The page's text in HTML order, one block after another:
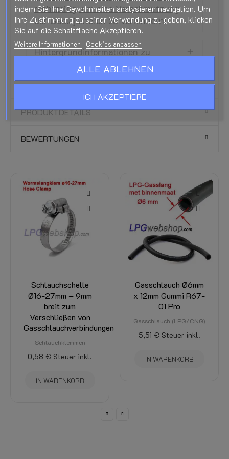
rechtzeitig, um eine Verschmutzung
der Gasinjektoren zu verhindern!
Hintergrundinformationen zu
Problemen mit Gasinjektoren
PRODUKTDETAILS
BEWERTUNGEN
Schlauchschelle
Ø16-27mm – 9mm
breit zum
Verschließen von
Gasschlauchverbindungen
Schlauchklemmen
0,58 € Steuer inkl.
IN WARENKORB
Gasschlauch Ø6mm
x 12mm Gummi R67-
01 Pro
Gasschlauch (LPG/CNG)
5,51 € Steuer inkl.
IN WARENKORB
indem Sie Ihre Gewohnheiten analysieren navigation. Um
Ihre Zustimmung zu seiner Verwendung zu geben, klicken
Sie auf die Schaltfläche Akzeptieren.
Weitere Informationen Cookies anpassen
ALLE ABLEHNEN
ICH AKZEPTIERE